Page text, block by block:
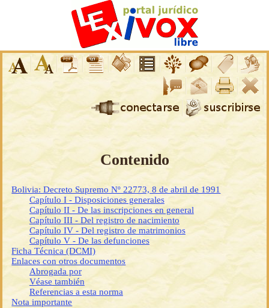
Contenido
Bolivia: Decreto Supremo Nº 22773, 8 de abril de 1991
Capítulo I - Disposiciones generales
Capítulo II - De las inscripciones en general
Capítulo III - Del registro de nacimiento
Capítulo IV - Del registro de matrimonios
Capítulo V - De las defunciones
Ficha Técnica (DCMI)
Enlaces con otros documentos
Abrogada por
Véase también
Referencias a esta norma
Nota importante